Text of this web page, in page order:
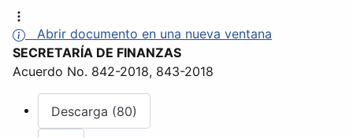
Abrir documento en una nueva ventana
SECRETARÍA DE FINANZAS
Acuerdo No. 842-2018, 843-2018
Descarga (80)